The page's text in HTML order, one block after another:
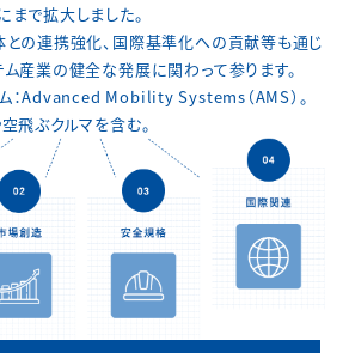
で拡大しました。
との連携強化、国際基準化への貢献等も通じ
産業の健全な発展に関わって参ります。
：Advanced Mobility Systems（AMS）。
飛ぶクルマを含む。